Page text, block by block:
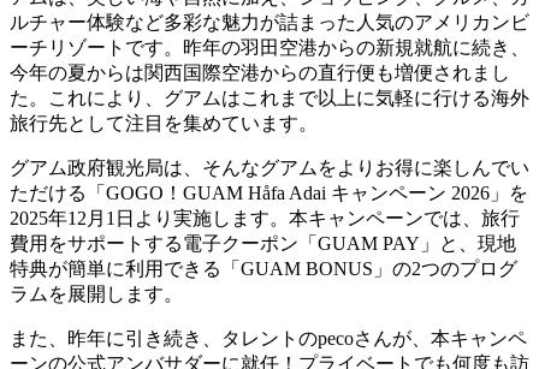
ルチャー体験など多彩な魅力が詰まった人気のアメリカンビ
ーチリゾートです。昨年の羽田空港からの新規就航に続き、
今年の夏からは関西国際空港からの直行便も増便されまし
た。これにより、グアムはこれまで以上に気軽に行ける海外
旅行先として注目を集めています。
グアム政府観光局は、そんなグアムをよりお得に楽しんでい
ただける「GOGO！GUAM Håfa Adai キャンペーン 2026」を
2025年12月1日より実施します。本キャンペーンでは、旅行
費用をサポートする電子クーポン「GUAM PAY」と、現地
特典が簡単に利用できる「GUAM BONUS」の2つのプログ
ラムを展開します。
また、昨年に引き続き、タレントのpecoさんが、本キャンペ
ーンの公式アンバサダーに就任！プライベートでも何度も訪